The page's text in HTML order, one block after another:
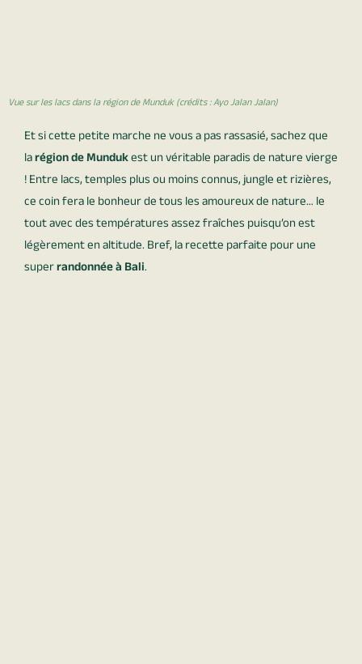
Vue sur les lacs dans la région de Munduk (crédits : Ayo Jalan Jalan)
Et si cette petite marche ne vous a pas rassasié, sachez que
larégion de Mundukest un véritable paradis de nature vierge
! Entre lacs, temples plus ou moins connus, jungle et rizières,
ce coin fera le bonheur de tous les amoureux de nature… le
tout avec des températures assez fraîches puisqu’on est
légèrement en altitude. Bref, la recette parfaite pour une
superrandonnée à Bali.